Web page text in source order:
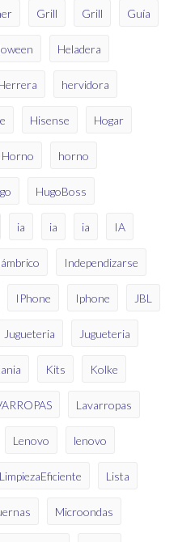
Grill Grill Guía
Heladera
hervidora
Hisense Hogar
Horno horno
HugoBoss
ia ia ia IA
Independizarse
IPhone Iphone JBL
Jugueteria Jugueteria
Kits Kolke
Lavarropas
Lenovo lenovo
LimpiezaEficiente Lista
Microondas